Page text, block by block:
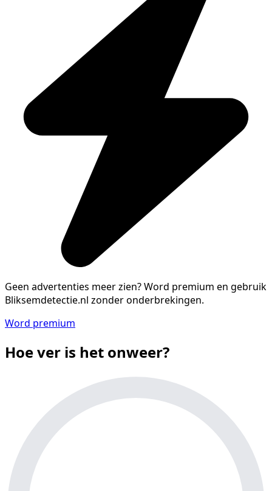
Geen advertenties meer zien?Word premium en gebruik
Bliksemdetectie.nl zonder onderbrekingen.
Word premium
Hoe ver is het onweer?